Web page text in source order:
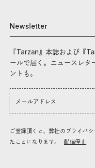
Newsletter
『Tarzan』本誌および『
ールで届く。ニュースレタ
ントも。
ご登録頂くと、弊社のプライバ
たことになります。
配信停止